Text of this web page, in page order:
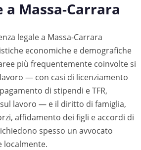
a Massa-Carrara
legale a Massa-Carrara
economiche e demografiche
più frequentemente coinvolte si
— con casi di licenziamento
di stipendi e TFR,
lavoro — e il diritto di famiglia,
affidamento dei figli e accordi di
spesso un avvocato
localmente.